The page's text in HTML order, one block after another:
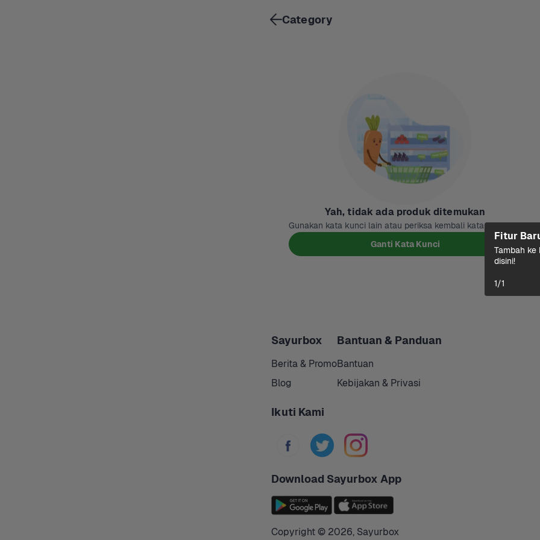
Yah, tidak ada produk ditemukan
Gunakan kata kunci lain atau periksa kembali kata kuncinya
Ganti Kata Kunci
Sayurbox
Berita & Promo
Blog
Bantuan & Panduan
Bantuan
Kebijakan & Privasi
Ikuti Kami
Download Sayurbox App
Copyright © 2026, Sayurbox
Category
Fitur
Tambah ke
disini!
1/1